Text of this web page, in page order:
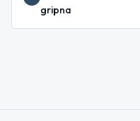
gripna